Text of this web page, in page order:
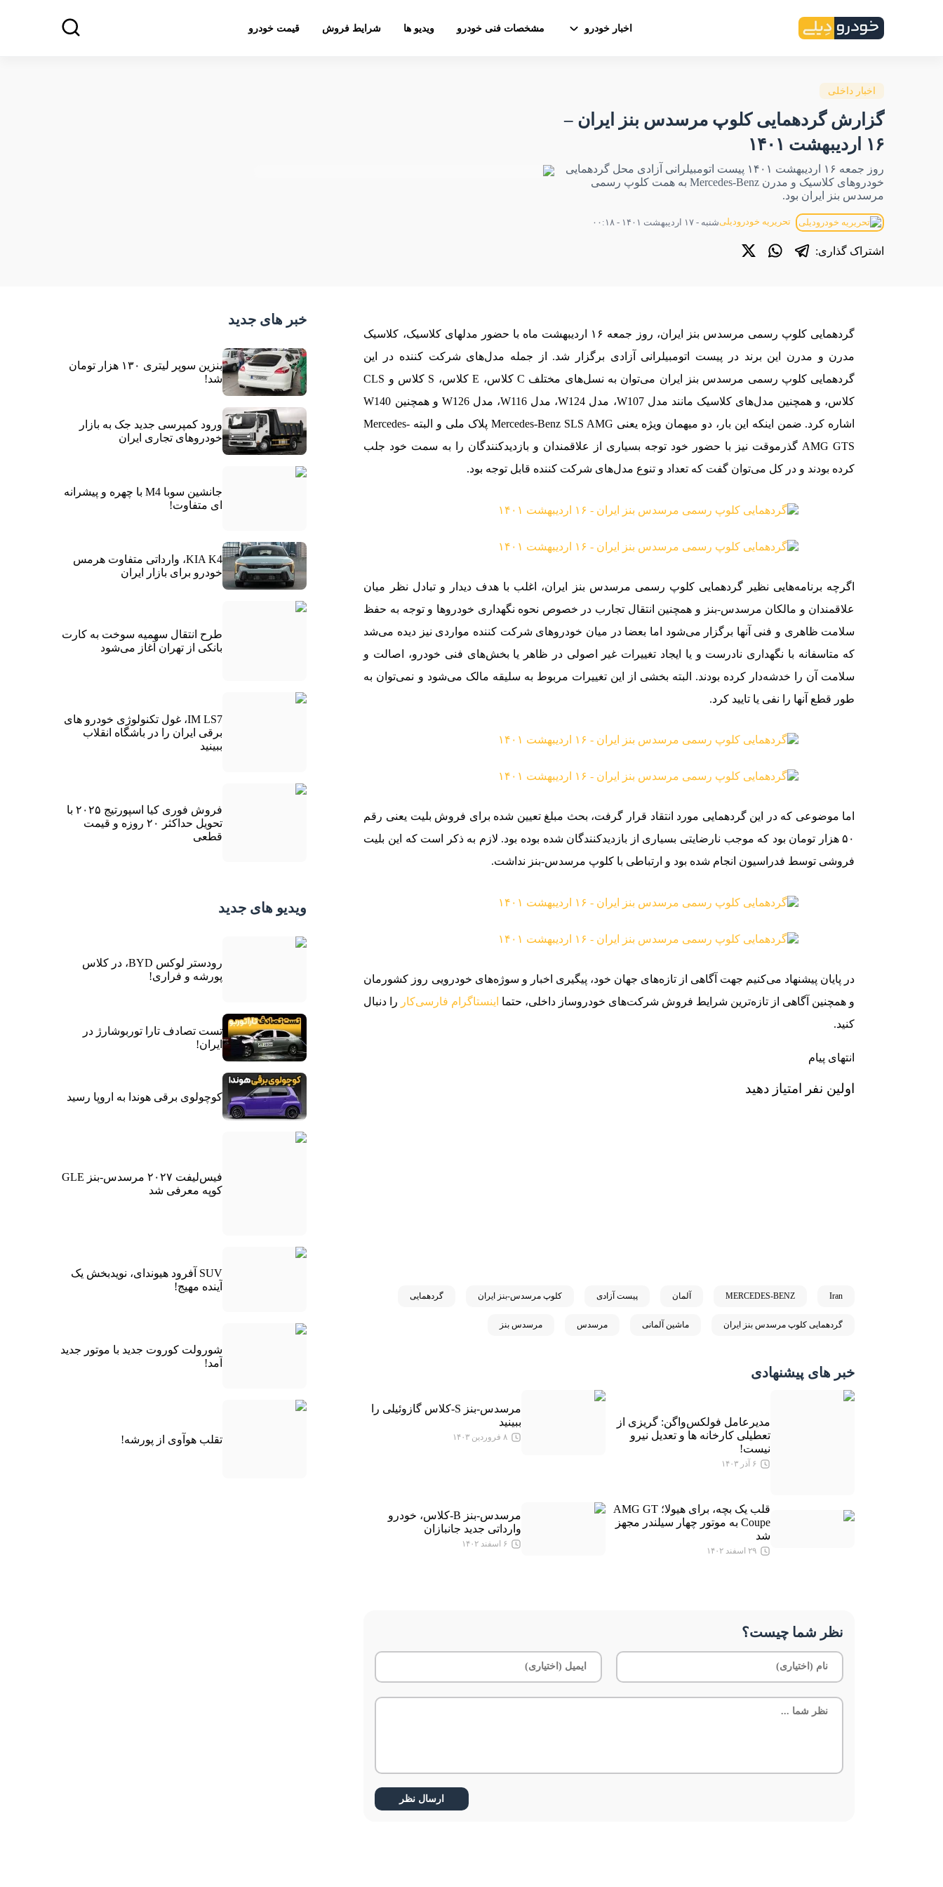
اخبار خودرو مشخصات فنی خودرو ویدیو ها شرایط فروش قیمت خودرو
اخبار داخلی
گزارش گردهمایی کلوپ مرسدس بنز ایران –
۱۶ اردیبهشت ۱۴۰۱
روز جمعه ۱۶ اردیبهشت ۱۴۰۱ پیست اتومبیلرانی آزادی محل گردهمایی
خودروهای کلاسیک و مدرن Mercedes-Benz به همت کلوپ رسمی
مرسدس بنز ایران بود.
تحریریه خودرودیلیشنبه - ۱۷ اردیبهشت ۱۴۰۱ - ۰۰:۱۸
اشتراک گذاری:
گردهمایی کلوپ رسمی مرسدس بنز ایران، روز جمعه ۱۶ اردیبهشت ماه با حضور مدلهای کلاسیک، کلاسیک
مدرن و مدرن این برند در پیست اتومبیلرانی آزادی برگزار شد. از جمله مدل‌های شرکت کننده در این
گردهمایی کلوپ رسمی مرسدس بنز ایران می‌توان به نسل‌های مختلف C کلاس، E کلاس، S کلاس و CLS
کلاس، و همچنین مدل‌های کلاسیک مانند مدل W107، مدل W124، مدل W116، مدل W126 و همچنین W140
اشاره کرد. ضمن اینکه‌ این بار، دو میهمان ویژه‌ یعنی‌ Mercedes-Benz SLS AMG پلاک ملی و البته Mercedes-
AMG GTS گذرموقت نیز با حضور خود توجه بسیاری از علاقمندان و بازدیدکنندگان را به سمت خود جلب
کرده بودند و در کل می‌توان گفت که تعداد و تنوع مدل‌های شرکت کننده قابل توجه بود.
اگرچه برنامه‌هایی نظیر گردهمایی کلوپ رسمی مرسدس بنز ایران، اغلب با هدف دیدار و تبادل نظر میان
علاقمندان و مالکان مرسدس-بنز و همچنین انتقال تجارب در خصوص نحوه نگهداری خودروها و توجه به حفظ
سلامت ظاهری و فنی آنها برگزار می‌شود اما بعضا در میان خودروهای شرکت کننده مواردی نیز دیده می‌شد
که متاسفانه با نگهداری نادرست و یا ایجاد تغییرات غیر اصولی در ظاهر یا بخش‌های فنی خودرو، اصالت و
سلامت آن را خدشه‌دار کرده بودند. البته بخشی از این تغییرات مربوط به سلیقه مالک می‌شود و نمی‌توان به
طور قطع آنها را نفی یا تایید کرد.
اما موضوعی که در این گردهمایی مورد انتقاد قرار گرفت، بحث مبلغ تعیین شده برای فروش بلیت یعنی رقم
۵۰ هزار تومان بود که موجب‌ نارضایتی بسیاری از بازدیدکنندگان شده بوده بود. لازم به ذکر است که این بلیت
فروشی توسط فدراسیون انجام شده بود و ارتباطی با کلوپ مرسدس-بنز نداشت.
در پایان پیشنهاد می‌کنیم جهت آگاهی از تازه‌های جهان خود، پیگیری اخبار و سوژه‌های خودرویی روز کشورمان
و همچنین آگاهی از تازه‌ترین شرایط فروش شرکت‌های خودروساز داخلی، حتما اینستاگرام فارسی‌کار را دنبال
کنید.
انتهای پیام
اولین نفر امتیاز دهید
Iran
MERCEDES-BENZ آلمان پیست آزادی کلوپ مرسدس-بنز ایران گردهمایی
گردهمایی کلوپ مرسدس بنز ایران ماشین آلمانی مرسدس مرسدس بنز
خبر های پیشنهادی
مدیرعامل فولکس‌واگن: گریزی از
تعطیلی کارخانه ها و تعدیل نیرو
نیست!
۶ آذر ۱۴۰۳
مرسدس-بنز S-کلاس گازوئیلی را
ببینید
۸ فروردین ۱۴۰۳
قلب یک بچه، برای هیولا؛ AMG GT
Coupe به موتور چهار سیلندر مجهز
شد
۲۹ اسفند ۱۴۰۲
مرسدس-بنز B-کلاس، خودرو
وارداتی جدید جانبازان
۶ اسفند ۱۴۰۲
نظر شما چیست؟
خبر های جدید
بنزین سوپر لیتری ۱۳۰ هزار تومان
شد!
ورود کمپرسی جدید جک به بازار
خودروهای تجاری ایران
جانشین سوبا M4 با چهره و پیشرانه
ای متفاوت!
KIA K4، وارداتی متفاوت هرمس
خودرو برای بازار ایران
طرح انتقال سهمیه سوخت به کارت
بانکی از تهران آغاز می‌شود
IM LS7، غول تکنولوژی خودرو های
برقی ایران را در باشگاه انقلاب
ببینید
فروش فوری کیا اسپورتیج ۲۰۲۵ با
تحویل حداکثر ۲۰ روزه و قیمت
قطعی
ویدیو های جدید
رودستر لوکس BYD، در کلاس
پورشه و فراری!
تست تصادف تارا توربوشارژ در
ایران!
کوچولوی برقی هوندا به اروپا رسید
فیس‌لیفت ۲۰۲۷ مرسدس-بنز GLE
کوپه معرفی شد
SUV آفرود هیوندای، نویدبخش یک
آینده مهیج!
شورولت کوروت جدید با موتور جدید
آمد!
تقلب هوآوی از پورشه!